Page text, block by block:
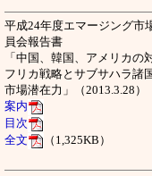
平成24年度エマージング市
員会報告書
「中国、韓国、アメリカの
フリカ戦略とサブサハラ諸
市場潜在力」（2013.3.28）
案内
目次
全文
（1,325KB）